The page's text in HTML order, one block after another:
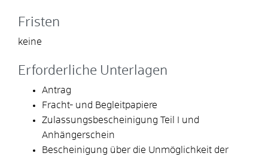
Fristen
keine
Erforderliche Unterlagen
Antrag
Fracht- und Begleitpapiere
Zulassungsbescheinigung Teil I und
Anhängerschein
Bescheinigung über die Unmöglichkeit der